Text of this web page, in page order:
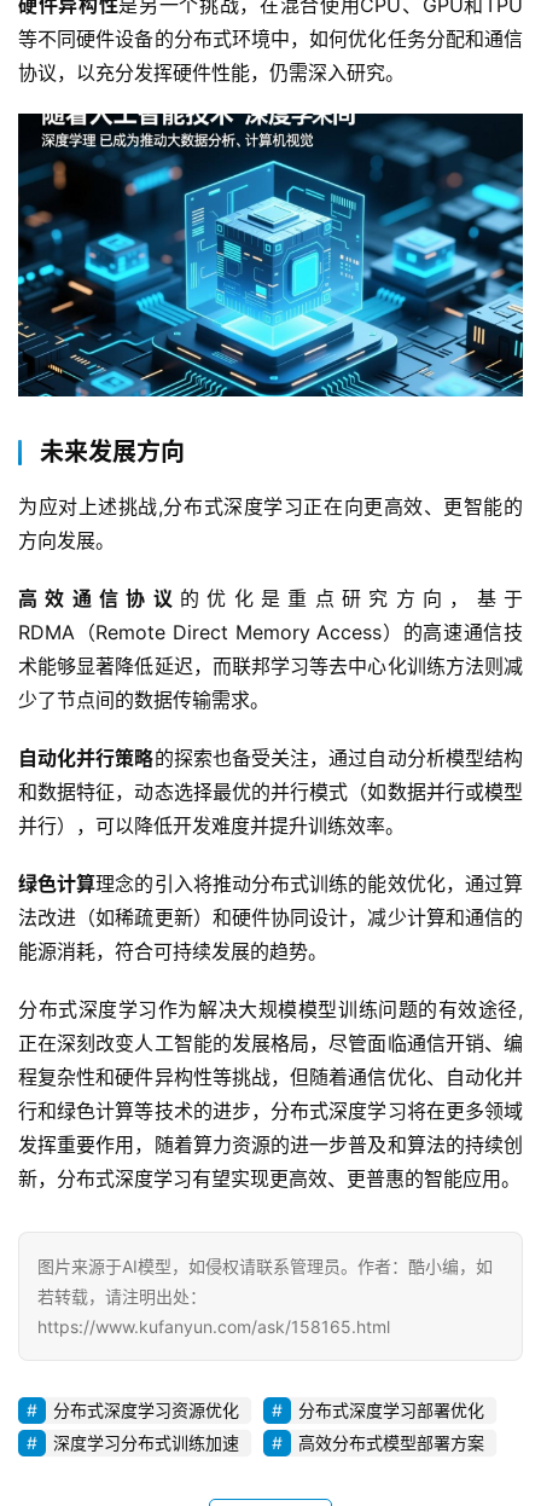
互
联
网
+
动
态
关
于
我
们
硬件异构性是另一个挑战，在混合使用CPU、GPU和TPU
等不同硬件设备的分布式环境中，如何优化任务分配和通信
协议，以充分发挥硬件性能，仍需深入研究。
未来发展方向
为应对上述挑战,分布式深度学习正在向更高效、更智能的
方向发展。
高效通信协议 的优化是重点研究方向，基于
RDMA（Remote Direct Memory Access）的高速通信技
术能够显著降低延迟，而联邦学习等去中心化训练方法则减
少了节点间的数据传输需求。
自动化并行策略的探索也备受关注，通过自动分析模型结构
和数据特征，动态选择最优的并行模式（如数据并行或模型
并行），可以降低开发难度并提升训练效率。
绿色计算理念的引入将推动分布式训练的能效优化，通过算
法改进（如稀疏更新）和硬件协同设计，减少计算和通信的
能源消耗，符合可持续发展的趋势。
分布式深度学习作为解决大规模模型训练问题的有效途径,
正在深刻改变人工智能的发展格局，尽管面临通信开销、编
程复杂性和硬件异构性等挑战，但随着通信优化、自动化并
行和绿色计算等技术的进步，分布式深度学习将在更多领域
发挥重要作用，随着算力资源的进一步普及和算法的持续创
新，分布式深度学习有望实现更高效、更普惠的智能应用。
图片来源于AI模型，如侵权请联系管理员。作者：酷小编，如
若转载，请注明出处：
https://www.kufanyun.com/ask/158165.html
分布式深度学习资源优化
分布式深度学习部署优化
深度学习分布式训练加速
高效分布式模型部署方案